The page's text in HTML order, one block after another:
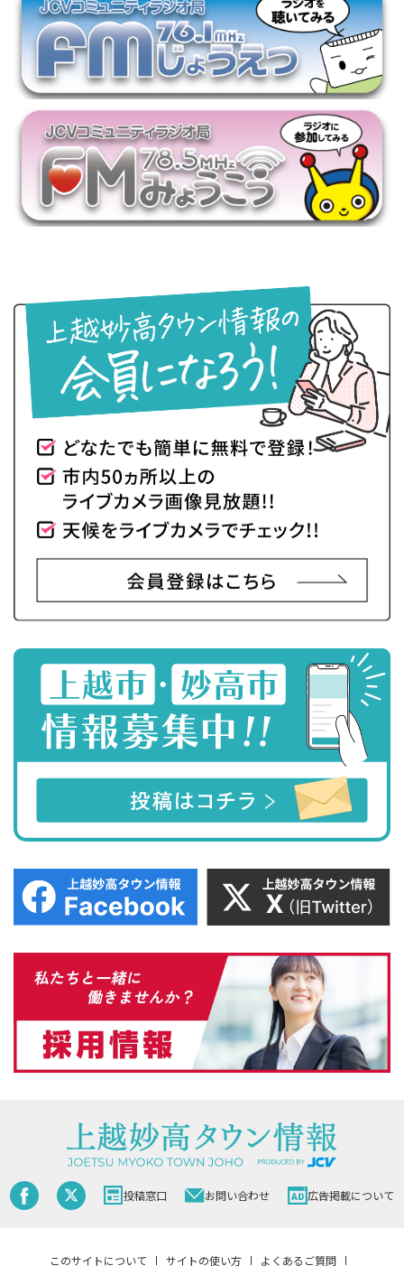
投稿窓口 お問い合わせ 広告掲載について
このサイトについて サイトの使い方 よくあるご質問